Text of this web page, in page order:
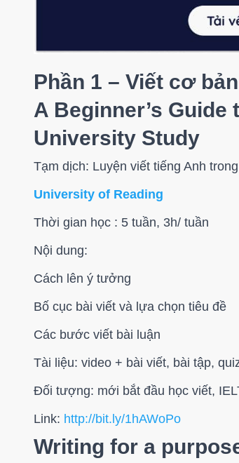
Phần 1 – Viết cơ bản
A Beginner’s
University Study
Tạm dịch: Luyện viết tiếng Anh
University of Reading
Thời gian học : 5 tuần, 3h/ tuần
Nội dung:
Cách lên ý tưởng
Bố cục bài viết và lựa chọn tiêu đề
Các bước viết bài luận
Tài liệu: video + bài viết, bài tập,
Đối tượng: mới bắt đầu học viết,
Link: http://bit.ly/1hAWoPo
Writing for a